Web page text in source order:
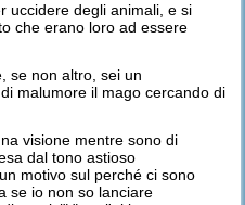
uccidere degli animali, e si
che erano loro ad essere
se non altro, sei un
malumore il mago cercando di
visione mentre sono di
dal tono astioso
motivo sul perché ci sono
se io non so lanciare